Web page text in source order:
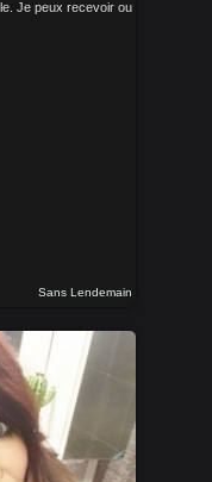
Je peux recevoir ou
Sans Lendemain